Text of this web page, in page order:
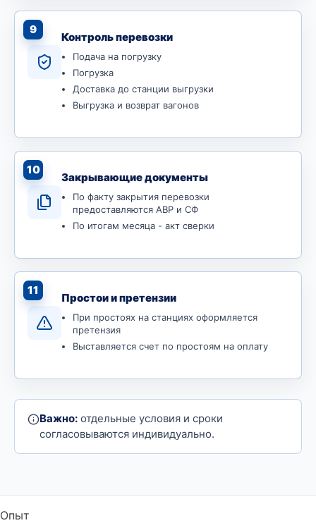
9
Контроль перевозки
Подача на погрузку
Погрузка
Доставка до станции выгрузки
Выгрузка и возврат вагонов
10
Закрывающие документы
По факту закрытия перевозки
предоставляются АВР и СФ
По итогам месяца - акт сверки
11
Простои и претензии
При простоях на станциях оформляется
претензия
Выставляется счет по простоям на оплату
Важно:отдельные условия и сроки
согласовываются индивидуально.
Опыт